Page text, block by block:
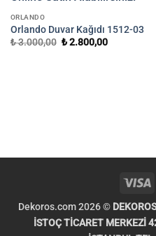
ORLANDO
Orlando Duvar Kağıdı 1512-03
₺3.000,00 Orijinal
₺2.800,00Şu
Dekoros.com 2026 ©
İSTOÇ TİCARET MERKEZİ